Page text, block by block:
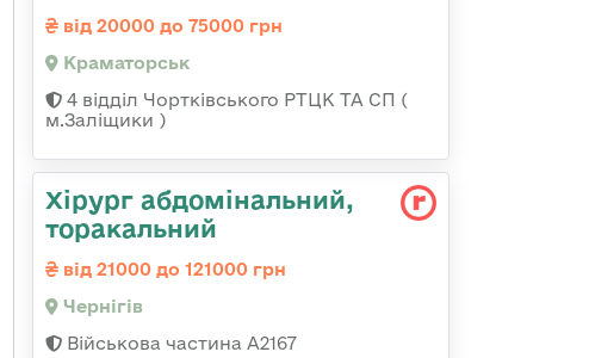
від 20000 до 75000 грн
Краматорськ
4 відділ Чортківського РТЦК ТА СП (
м.Заліщики )
Хірург абдомінальний,
торакальний
від 21000 до 121000 грн
Чернігів
Військова частина А2167